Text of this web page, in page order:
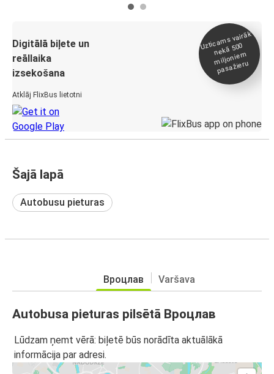
Digitālā biļete un
reāllaika
izsekošana
Atklāj FlixBus lietotni
Uztica
ms vairāk
nekā 500
miljonie
m
pasažieru
Šajā lapā
Autobusu pieturas
Вроцлав Varšava
Autobusa pieturas pilsētā Вроцлав
Lūdzam ņemt vērā: biļetē būs norādīta aktuālākā
informācija par adresi.